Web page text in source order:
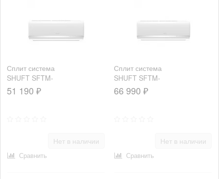
Сплит система
SHUFT SFTM-
18HN1_23Y
51 190 ₽
Нет в наличии
Сравнить
Сплит система
SHUFT SFTM-
24HN1_22Y
66 990 ₽
Нет в наличии
Сравнить